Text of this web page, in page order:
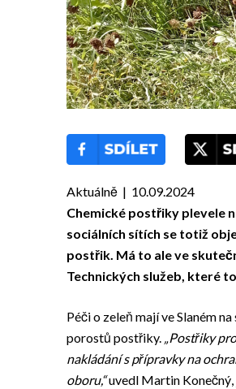
Aktuálně | 10.09.2024
Chemické postřiky plevele
sociálních sítích se totiž
postřik. Má to ale ve
Technických služeb, které
Péči o zeleň mají ve Slaném
porostů postřiky. „Postřiky
nakládání s přípravky na
oboru,“uvedl Martin Konečný,